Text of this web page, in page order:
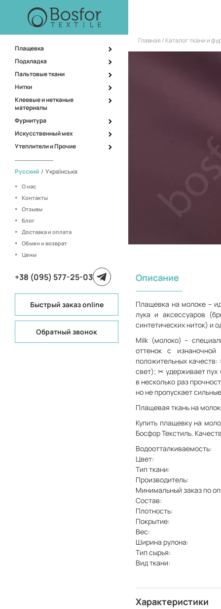
Плащевка
Подкладка
Пальтовые ткани
Нитки
Клеевые и нетканые
материалы
Фурнитура
Искусственный мех
Утеплители и Прочие
Русский / Українська
О нас
Контакты
Отзывы
Блог
Доставка и оплата
Обмен и возврат
Цены
+38 (095) 577-25-03
Быстрый заказ online
Обратный звонок
Главная Каталог ткани и
Описание
Плащевка на молоке –
лука и аксессуаров
синтетических ниток) и
Milk (молоко) –
оттенок с
положительных
свет); ✂ удерживает пух
в несколько раз
но не пропускает
Плащевая ткань на
Купить плащевку на
Босфор Текстиль.
Водоотталкиваемость:
Цвет:
Тип ткани:
Производитель:
Минимальный заказ по
Состав:
Плотность:
Покрытие:
Вес:
Ширина рулона:
Тип сырья:
Вид ткани:
Характеристики